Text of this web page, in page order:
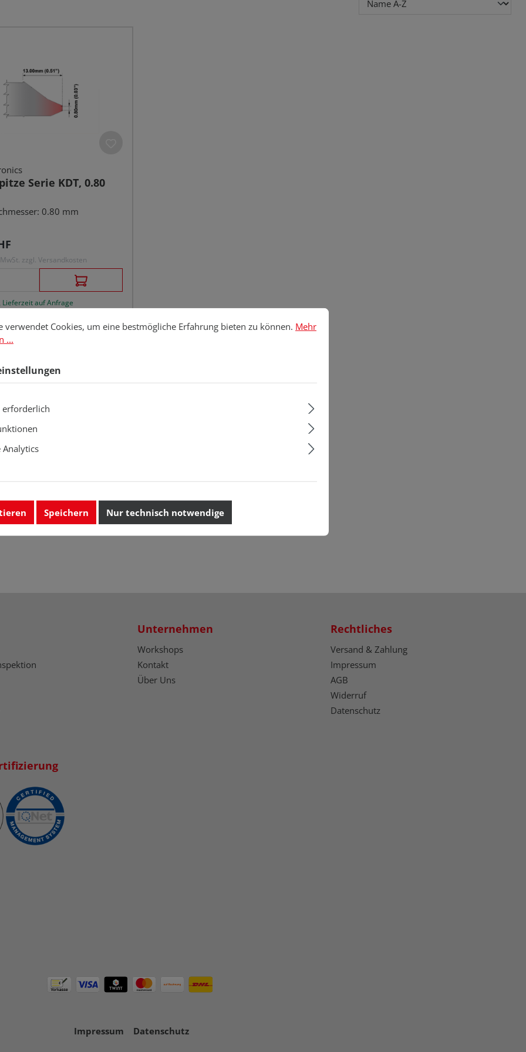
Serie KDT, 0.80
0.80 mm
Preis:
zzgl. Versandkosten
auf Anfrage
Unternehmen
Workshops
Kontakt
Über Uns
Rechtliches
Versand & Zahlung
Impressum
AGB
Widerruf
Datenschutz
Impressum Datenschutz
Cookies, um eine bestmögliche Erfahrung bieten zu können.
Mehr Informationen ...
verwendet Cookies, um eine bestmögliche Erfahrung bieten zu können. Mehr
...
erforderlich
Analytics
Speichern Nur technisch notwendige